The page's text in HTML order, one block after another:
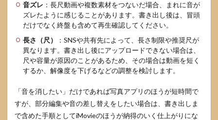
音ズレ ：長尺動画や複数素材をつないだ場合、まれに音が
ズレたように感じることがあります。書き出し後は、冒頭
だけでなく終盤も含めて再生確認してください。
長さ（尺）
：SNSや共有先によって、長さ制限や推奨尺が
異なります。書き出し後にアップロードできない場合は、
尺や容量が原因のことがあるため、その場合は動画を短く
するか、解像度を下げるなどの調整を検討します。
「音を消したい」だけであれば写真アプリのほうが短時間で
すが、部分編集や音の差し替えをしたい場合は、書き出しま
で含めた手順としてiMovieのほうが納得のいく仕上がりにな